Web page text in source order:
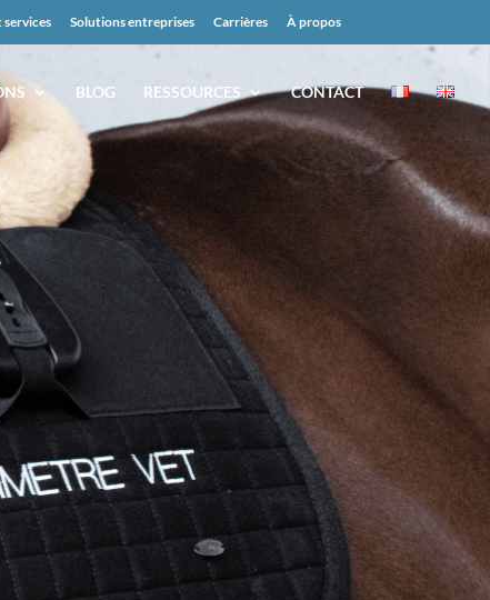
services Solutions entreprises Carrières À propos
BLOG RESSOURCES CONTACT